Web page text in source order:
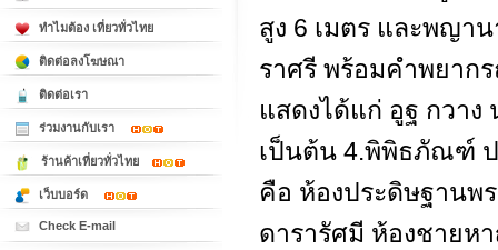
สูง 6 เมตร และพญา
ราศรี พร้อมคำพยาก
แสดงได้แก่ อูฐ กวาง
เป็นต้น 4.พิพิธภัณฑ์ ป
คือ ห้องประดิษฐานพ
ดารารัศมี ห้องชายห
ทำไมต้อง เที่ยวทั่วไทย
ติดต่อลงโฆษณา
ติดต่อเรา
ร่วมงานกับเรา
ร้านค้าเที่ยวทั่วไทย
เว็บบอร์ด
Check E-mail